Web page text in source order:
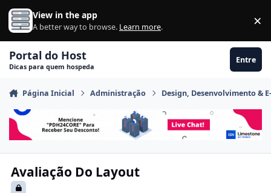
Ir para conteúdo
View in the app
A better way to browse. Learn more. ×
Portal do Host
Dicas para quem hospeda
Entre
Página Inicial Administração Design, Desenvolvimento &
Avaliação Do Layout